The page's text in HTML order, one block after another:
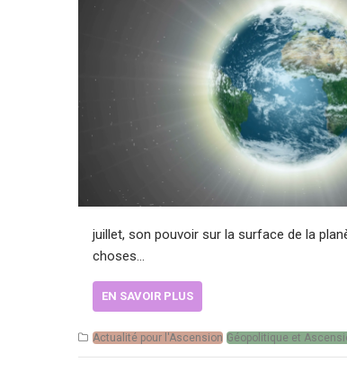
juillet, son pouvoir sur la surface de la
choses…
EN SAVOIR PLUS
Actualité pour l'Ascension Géopolitique et